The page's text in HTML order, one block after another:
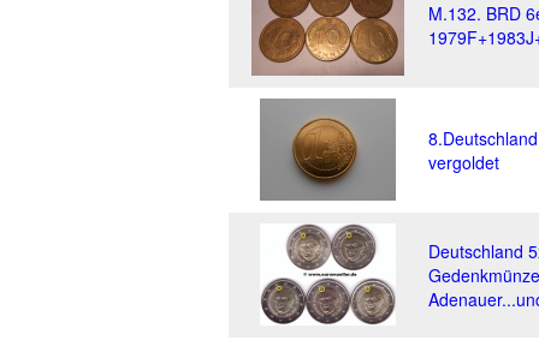
M.132. BRD
vergoldet
Deutschland